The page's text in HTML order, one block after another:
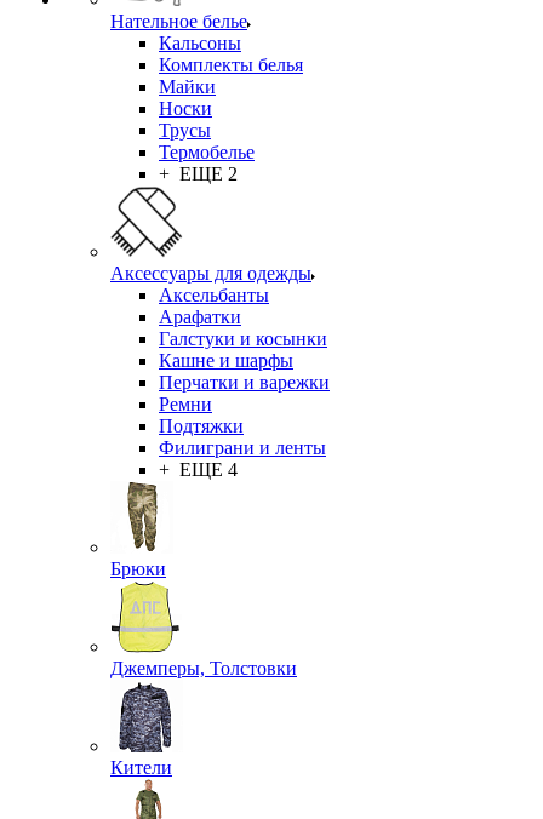
Нательное белье
Кальсоны
Комплекты белья
Майки
Носки
Трусы
Термобелье
+ ЕЩЕ 2
Аксессуары для одежды
Аксельбанты
Арафатки
Галстуки и косынки
Кашне и шарфы
Перчатки и варежки
Ремни
Подтяжки
Филиграни и ленты
+ ЕЩЕ 4
Брюки
Джемперы, Толстовки
Кители